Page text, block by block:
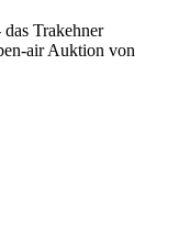
Trakehner
air Auktion von